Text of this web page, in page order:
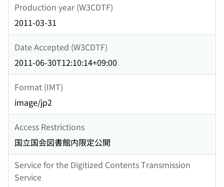
Production year (W3CDTF)
2011-03-31
Date Accepted (W3CDTF)
2011-06-30T12:10:14+09:00
Format (IMT)
image/jp2
Access Restrictions
国立国会図書館内限定公開
Service for the Digitized Contents Transmission
Service